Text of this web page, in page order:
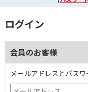
ログイン
会員のお客様
メールアドレスとパスワ